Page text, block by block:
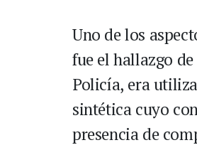
Uno de los
fue el hallazgo
Policía, era
sintética cuyo
presencia de